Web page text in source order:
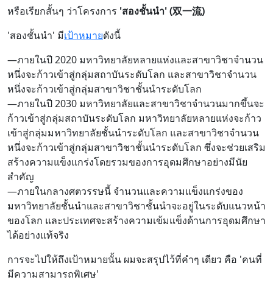
หรือเรียกสั้นๆ ว่าโครงการ 'สองชั้นนำ' (双一流)
'สองชั้นนำ' มีเป้าหมายดังนี้
—ภายในปี 2020 มหาวิทยาลัยหลายแห่งและสาขาวิชาจำนวน
หนึ่งจะก้าวเข้าสู่กลุ่มสถาบันระดับโลก และสาขาวิชาจำนวน
หนึ่งจะก้าวเข้าสู่กลุ่มสาขาวิชาชั้นนำระดับโลก
—ภายในปี 2030 มหาวิทยาลัยและสาขาวิชาจำนวนมากขึ้นจะ
ก้าวเข้าสู่กลุ่มสถาบันระดับโลก มหาวิทยาลัยหลายแห่งจะก้าว
เข้าสู่กลุ่มมหาวิทยาลัยชั้นนำระดับโลก และสาขาวิชาจำนวน
หนึ่งจะก้าวเข้าสู่กลุ่มสาขาวิชาชั้นนำระดับโลก ซึ่งจะช่วยเสริม
สร้างความแข็งแกร่งโดยรวมของการอุดมศึกษาอย่างมีนัย
สำคัญ
—ภายในกลางศตวรรษนี้ จำนวนและความแข็งแกร่งของ
มหาวิทยาลัยชั้นนำและสาขาวิชาชั้นนำจะอยู่ในระดับแนวหน้า
ของโลก และประเทศจะสร้างความเข้มแข็งด้านการอุดมศึกษา
ได้อย่างแท้จริง
การจะไปให้ถึงเป้าหมายนั้น ผมจะสรุปไว้ที่คำๆ เดียว คือ 'คนที่
มีความสามารถพิเศษ'